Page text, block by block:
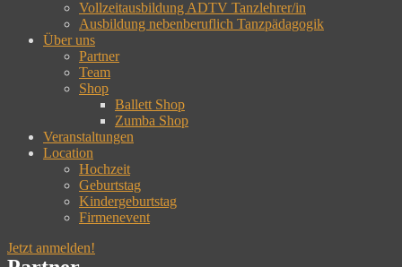
Vollzeitausbildung ADTV Tanzlehrer/in
Ausbildung nebenberuflich Tanzpädagogik
Über uns
Partner
Team
Shop
Ballett Shop
Zumba Shop
Veranstaltungen
Location
Hochzeit
Geburtstag
Kindergeburtstag
Firmenevent
Jetzt anmelden!